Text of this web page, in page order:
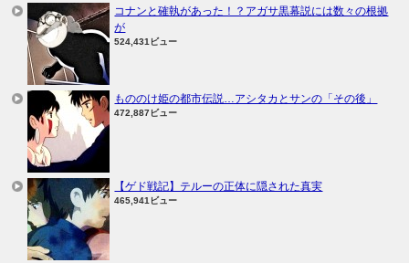
コナンと確執があった！？アガサ黒幕説には数々の根拠
が
524,431ビュー
もののけ姫の都市伝説…アシタカとサンの「その後」
472,887ビュー
【ゲド戦記】テルーの正体に隠された真実
465,941ビュー